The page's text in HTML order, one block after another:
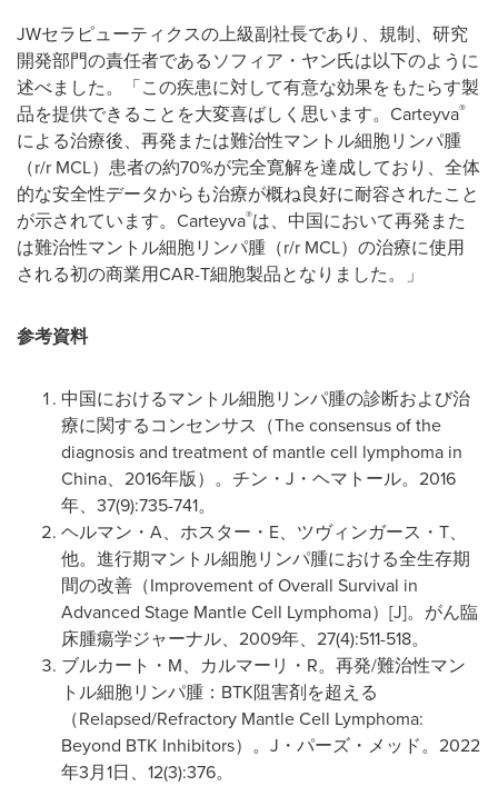
JWセラピューティクスの上級副社長であり、規制、研究
開発部門の責任者であるソフィア・ヤン氏は以下のように
述べました。「この疾患に対して有意な効果をもたらす製
品を提供できることを大変喜ばしく思います。Carteyva®
による治療後、再発または難治性マントル細胞リンパ腫
（r/r MCL）患者の約70%が完全寛解を達成しており、全体
的な安全性データからも治療が概ね良好に耐容されたこと
が示されています。Carteyva®は、中国において再発また
は難治性マントル細胞リンパ腫（r/r MCL）の治療に使用
される初の商業用CAR-T細胞製品となりました。」
参考資料
中国におけるマントル細胞リンパ腫の診断および治
療に関するコンセンサス（The consensus of the
diagnosis and treatment of mantle cell lymphoma in
China、2016年版）。チン・J・ヘマトール。2016
年、37(9):735-741。
ヘルマン・A、ホスター・E、ツヴィンガース・T、
他。進行期マントル細胞リンパ腫における全生存期
間の改善（Improvement of Overall Survival in
Advanced Stage Mantle Cell Lymphoma）[J]。がん臨
床腫瘍学ジャーナル、2009年、27(4):511-518。
ブルカート・M、カルマーリ・R。再発/難治性マン
トル細胞リンパ腫：BTK阻害剤を超える
（Relapsed/Refractory Mantle Cell Lymphoma:
Beyond BTK Inhibitors）。J・パーズ・メッド。2022
年3月1日、12(3):376。